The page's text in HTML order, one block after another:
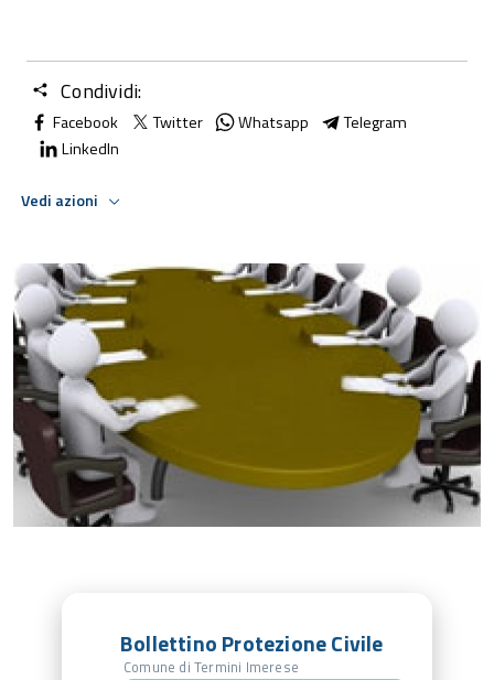
Condividi:
Facebook Twitter Whatsapp
Telegram
LinkedIn
Vedi azioni
Bollettino Protezione Civile
Comune di Termini Imerese